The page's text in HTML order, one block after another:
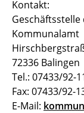
Kontakt:
Kommunalamt
72336 Balingen
Tel.: 07433/92-
Fax: 07433/92-
E-Mail: